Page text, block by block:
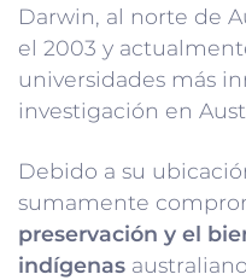
Darwin, al norte de
el 2003 y
universidades más
investigación en
Debido a su
sumamente
preservación y el
indígenas